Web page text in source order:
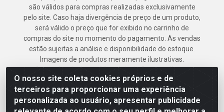
O nosso site coleta cookies próprios e de
terceiros para proporcionar uma experiência
personalizada ao usuário, apresentar publicidade
são válidos para compras realizadas exclusivamente
pelo site. Caso haja divergência de preço de um produto,
será válido o preço que for exibido no carrinho de
compras do site no momento do pagamento. As vendas
estão sujeitas a análise e disponibilidade do estoque.
Imagens de produtos meramente ilustrativas.
Armazém Jenipapo Materiais de Construção em
Geral LTDA - Rua das Flores, 2691 - Guabiraba,
Recife/PE - CEP 52.291-630 - CNPJ
41.097.379/0001-